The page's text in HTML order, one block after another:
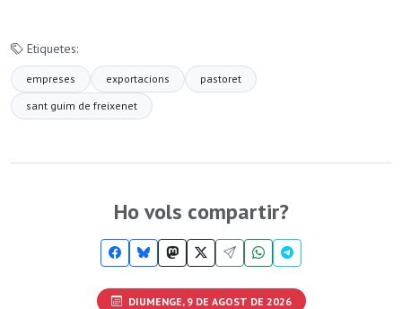
Etiquetes:
empreses exportacions
pastoret
sant guim de freixenet
Ho vols compartir?
DIUMENGE, 9 DE AGOST DE 2026